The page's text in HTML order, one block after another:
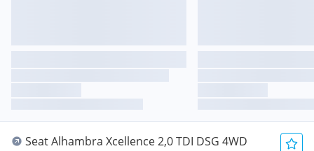
Seat Alhambra Xcellence 2,0 TDI DSG 4WD